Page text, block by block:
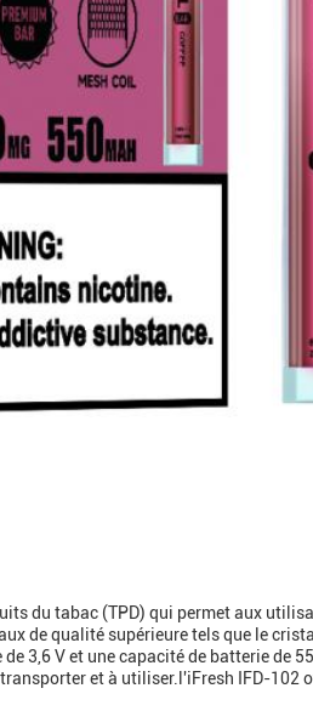
du tabac (TPD) qui permet aux
de qualité supérieure tels que le
3,6 V et une capacité de batterie de
et à utiliser.l'iFresh IFD-102